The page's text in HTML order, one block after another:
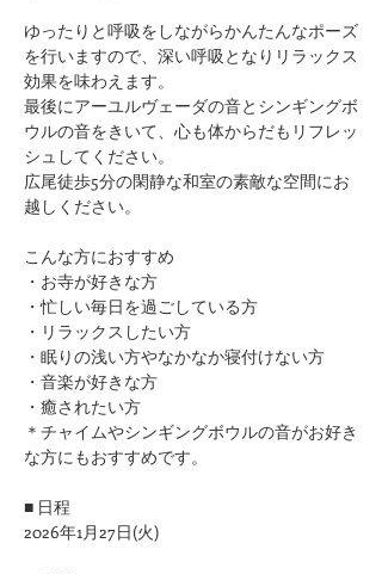
ゆったりと呼吸をしながらかんたんなポーズ
を行いますので、深い呼吸となりリラックス
効果を味わえます。
最後にアーユルヴェーダの音とシンギングボ
ウルの音をきいて、心も体からだもリフレッ
シュしてください。
広尾徒歩5分の閑静な和室の素敵な空間にお
越しください。
​こんな方におすすめ
・お寺が好きな方
​・忙しい毎日を過ごしている方
・リラックスしたい方
・眠りの浅い方やなかなか寝付けない方
​・音楽が好きな方
​・癒されたい方
＊チャイムやシンギングボウルの音がお好き
な方にもおすすめです。
■ 日程
2026年1月27日(火)